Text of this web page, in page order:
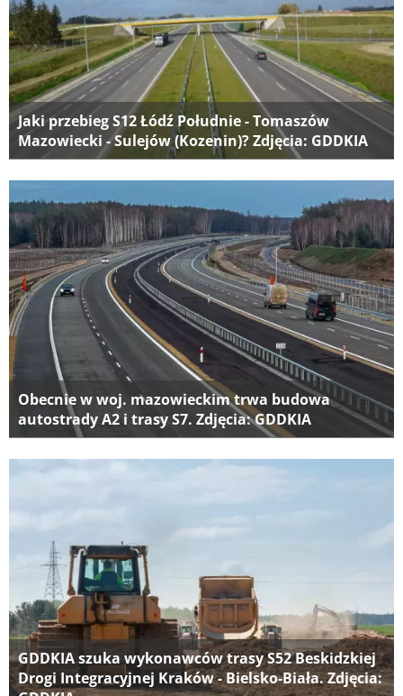
Jaki przebieg S12 Łódź Południe - Tomaszów
Mazowiecki - Sulejów (Kozenin)? Zdjęcia: GDDKIA
Obecnie w woj. mazowieckim trwa budowa
autostrady A2 i trasy S7. Zdjęcia: GDDKIA
GDDKIA szuka wykonawców trasy S52 Beskidzkiej
Drogi Integracyjnej Kraków - Bielsko-Biała. Zdjęcia: